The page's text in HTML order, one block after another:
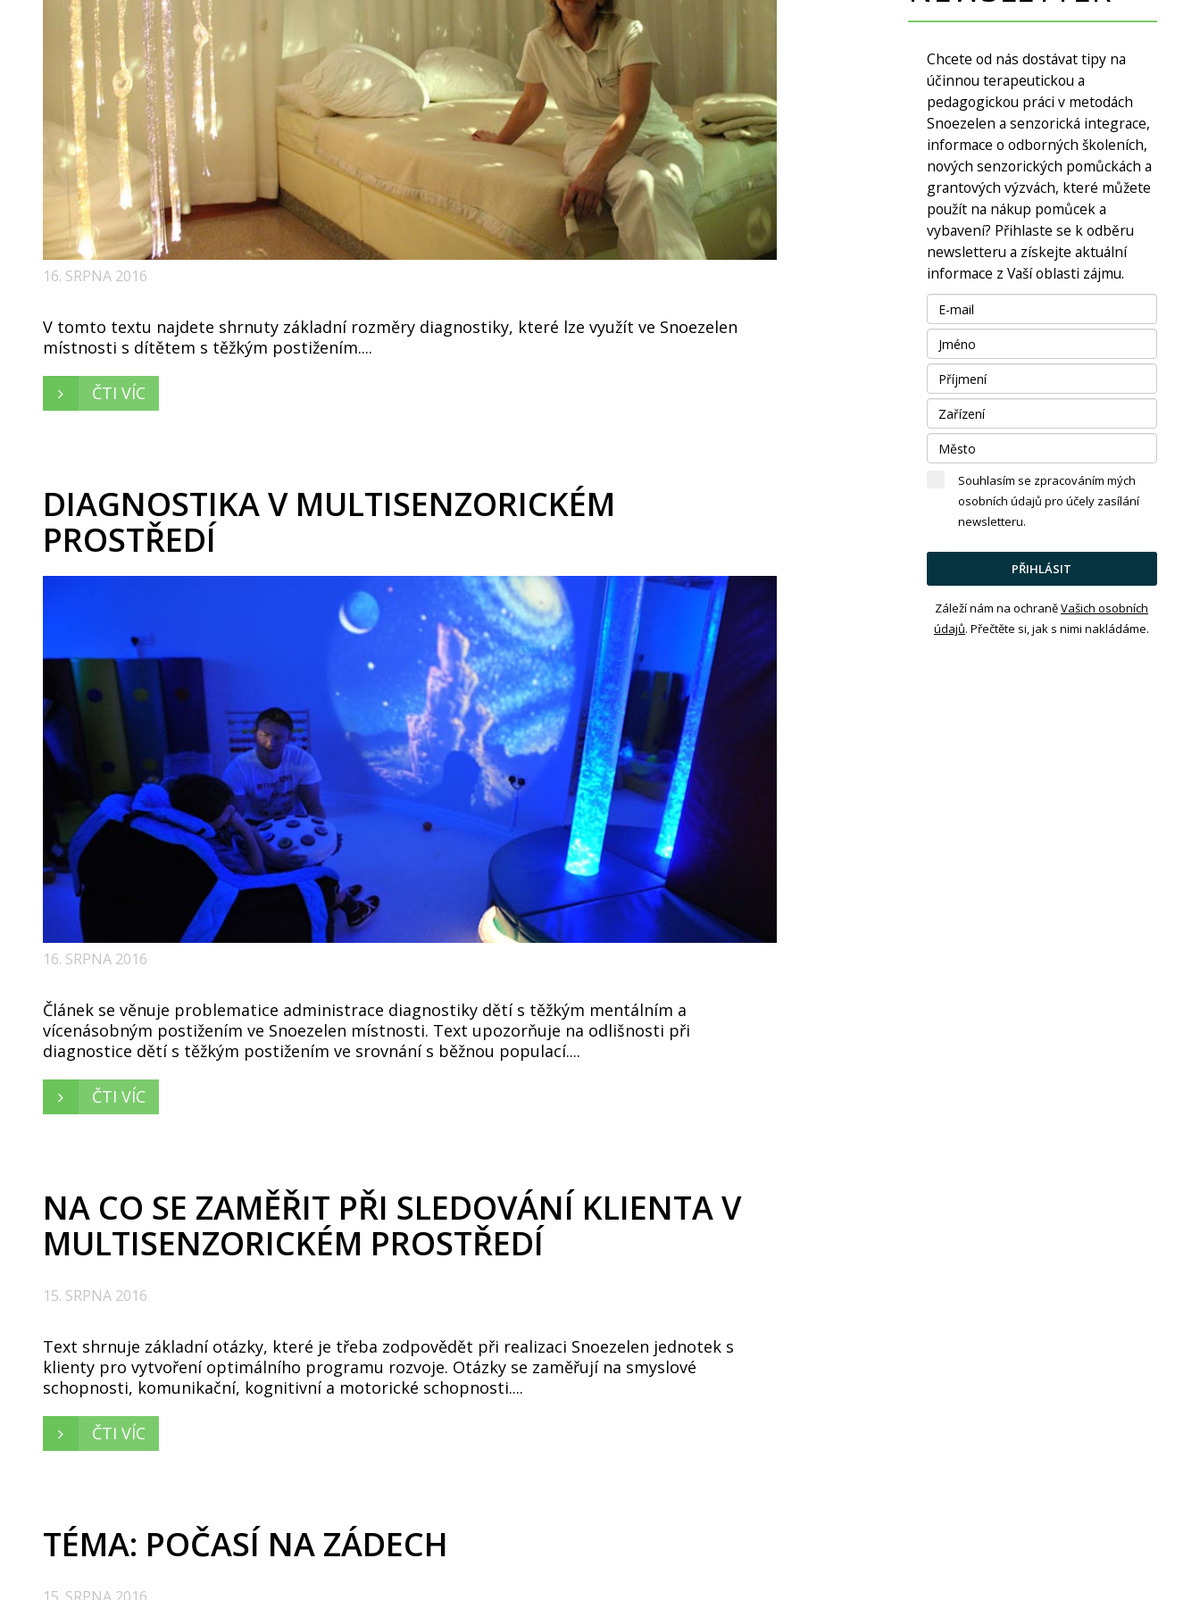
16. SRPNA 2016
V tomto textu najdete shrnuty základní rozměry diagnostiky, které lze využít ve Snoezelen
místnosti s dítětem s těžkým postižením....
ČTI VÍC
DIAGNOSTIKA V MULTISENZORICKÉM
PROSTŘEDÍ
16. SRPNA 2016
Článek se věnuje problematice administrace diagnostiky dětí s těžkým mentálním a
vícenásobným postižením ve Snoezelen místnosti. Text upozorňuje na odlišnosti při
diagnostice dětí s těžkým postižením ve srovnání s běžnou populací....
ČTI VÍC
NA CO SE ZAMĚŘIT PŘI SLEDOVÁNÍ KLIENTA V
MULTISENZORICKÉM PROSTŘEDÍ
15. SRPNA 2016
Text shrnuje základní otázky, které je třeba zodpovědět při realizaci Snoezelen jednotek s
klienty pro vytvoření optimálního programu rozvoje. Otázky se zaměřují na smyslové
schopnosti, komunikační, kognitivní a motorické schopnosti....
ČTI VÍC
TÉMA: POČASÍ NA ZÁDECH
Chcete od nás dostávat tipy na
účinnou terapeutickou a
pedagogickou práci v metodách
Snoezelen a senzorická integrace,
informace o odborných školeních,
nových senzorických pomůckách a
grantových výzvách, které můžete
použít na nákup pomůcek a
vybavení? Přihlaste se k odběru
newsletteru a získejte aktuální
informace z Vaší oblasti zájmu.
Souhlasím se zpracováním mých
osobních údajů pro účely zasílání
newsletteru.
PŘIHLÁSIT
Záleží nám na ochraněVašich osobních
údajů. Přečtěte si, jak s nimi nakládáme.